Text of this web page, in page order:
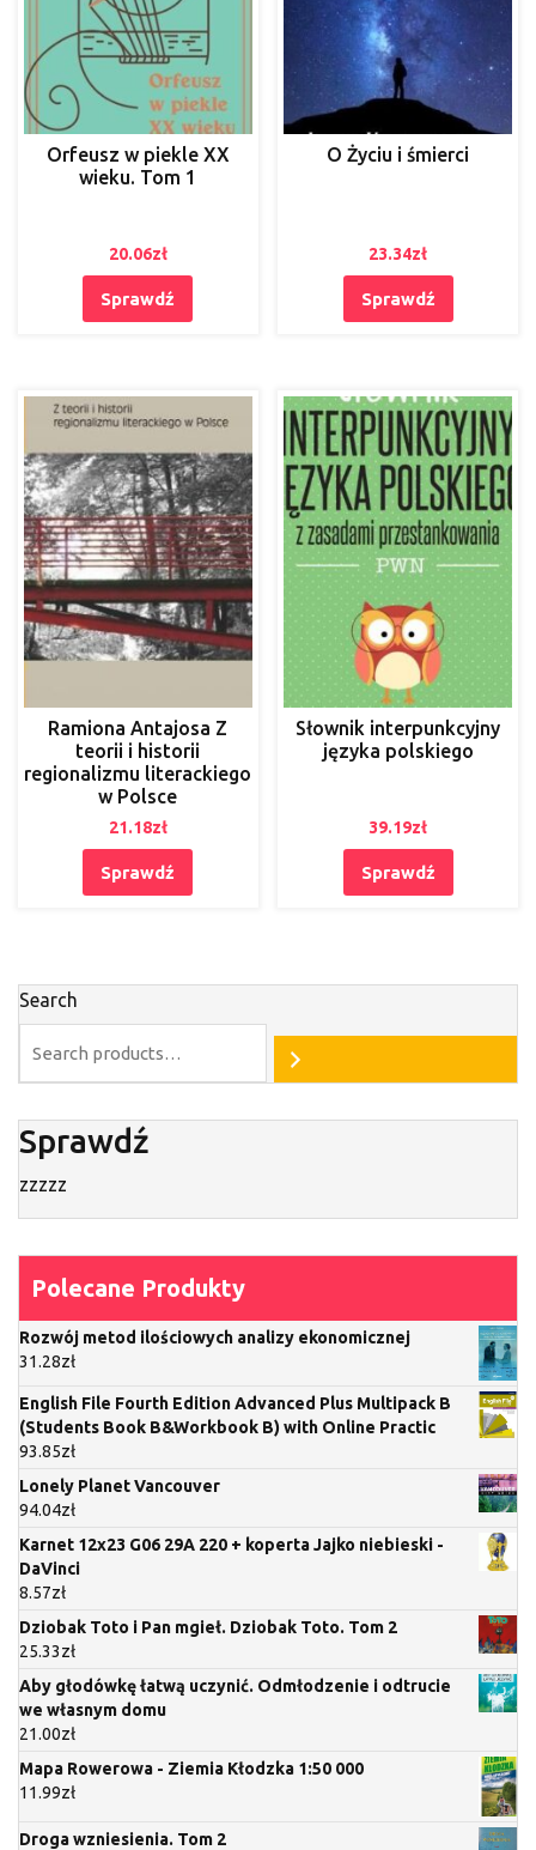
Orfeusz w piekle XX
wieku. Tom 1
20.06zł
Sprawdź
O Życiu i śmierci
23.34zł
Sprawdź
Ramiona Antajosa Z
teorii i historii
regionalizmu literackiego
w Polsce
21.18zł
Sprawdź
Słownik interpunkcyjny
języka polskiego
39.19zł
Sprawdź
Search
Sprawdź
zzzzz
Polecane Produkty
Rozwój metod ilościowych analizy ekonomicznej
31.28zł
English File Fourth Edition Advanced Plus Multipack B
(Students Book B&Workbook B) with Online Practic
93.85zł
Lonely Planet Vancouver
94.04zł
Karnet 12x23 G06 29A 220 + koperta Jajko niebieski -
DaVinci
8.57zł
Dziobak Toto i Pan mgieł. Dziobak Toto. Tom 2
25.33zł
Aby głodówkę łatwą uczynić. Odmłodzenie i odtrucie
we własnym domu
21.00zł
Mapa Rowerowa - Ziemia Kłodzka 1:50 000
11.99zł
Droga wzniesienia. Tom 2